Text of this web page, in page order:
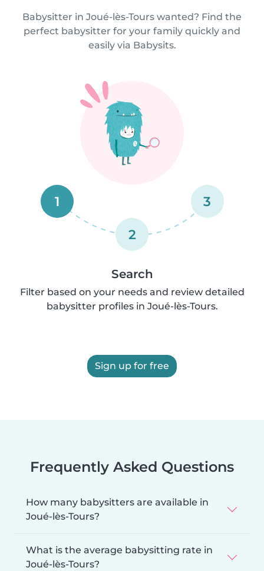
Babysitter in Joué-lès-Tours wanted? Find the
perfect babysitter for your family quickly and
easily via Babysits.
1
2
3
Search
Filter based on your needs and review detailed
babysitter profiles in Joué-lès-Tours.
Sign up for free
Frequently Asked Questions
How many babysitters are available in
Joué-lès-Tours?
What is the average babysitting rate in
Joué-lès-Tours?